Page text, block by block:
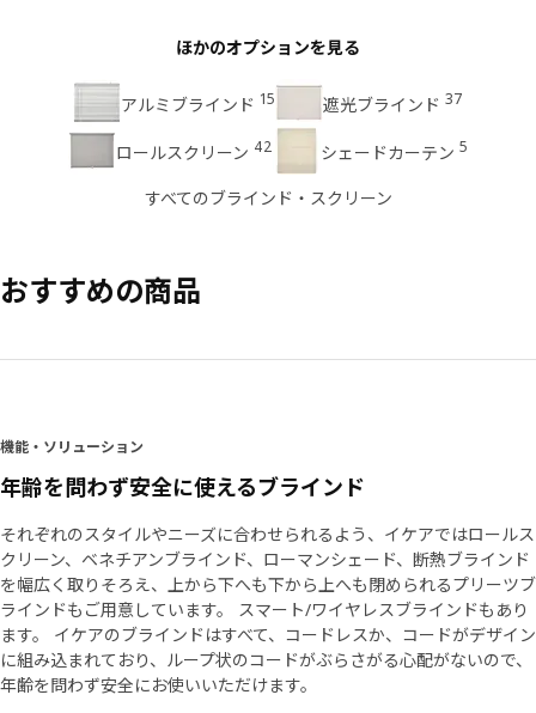
ほかのオプションを見る
アルミブラインド 15 遮光ブラインド 37
ロールスクリーン 42 シェードカーテン 5
すべてのブラインド・スクリーン
おすすめの商品
機能・ソリューション
年齢を問わず安全に使えるブラインド
それぞれのスタイルやニーズに合わせられるよう、イケアではロールス
クリーン、ベネチアンブラインド、ローマンシェード、断熱ブラインド
を幅広く取りそろえ、上から下へも下から上へも閉められるプリーツブ
ラインドもご用意しています。 スマート/ワイヤレスブラインドもあり
ます。 イケアのブラインドはすべて、コードレスか、コードがデザイン
に組み込まれており、ループ状のコードがぶらさがる心配がないので、
年齢を問わず安全にお使いいただけます。